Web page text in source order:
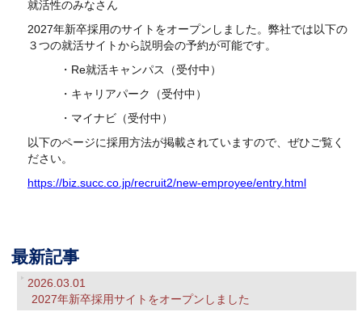
就活性のみなさん
2027年新卒採用のサイトをオープンしました。弊社では以下の
３つの就活サイトから説明会の予約が可能です。
・Re就活キャンパス（受付中）
・キャリアパーク（受付中）
・マイナビ（受付中）
以下のページに採用方法が掲載されていますので、ぜひご覧く
ださい。
https://biz.succ.co.jp/recruit2/new-emproyee/entry.html
最新記事
2026.03.01
2027年新卒採用サイトをオープンしました